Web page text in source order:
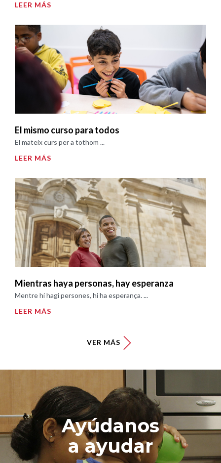
LEER MÁS
El mismo curso para todos
El mateix curs per a tothom ...
LEER MÁS
Mientras haya personas, hay esperanza
Mentre hi hagi persones, hi ha esperança. ...
LEER MÁS
VER MÁS
Ayúdanos
a ayudar